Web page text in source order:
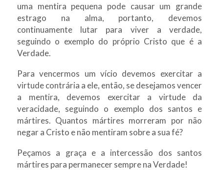
uma mentira pequena pode causar um grande
estrago na alma, portanto, devemos
continuamente lutar para viver a verdade,
seguindo o exemplo do próprio Cristo que é a
Verdade.
Para vencermos um vício devemos exercitar a
virtude contrária a ele, então, se desejamos vencer
a mentira, devemos exercitar a virtude da
veracidade, seguindo o exemplo dos santos e
mártires. Quantos mártires morreram por não
negar a Cristo e não mentiram sobre a sua fé?
Peçamos a graça e a intercessão dos santos
mártires para permanecer sempre na Verdade!